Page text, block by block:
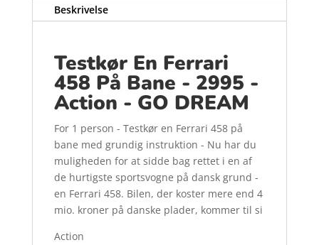
Beskrivelse
Testkør En Ferrari
458 På Bane - 2995 -
Action - GO DREAM
For 1 person - Testkør en Ferrari 458 på
bane med grundig instruktion - Nu har du
muligheden for at sidde bag rettet i en af
de hurtigste sportsvogne på dansk grund -
en Ferrari 458. Bilen, der koster mere end 4
mio. kroner på danske plader, kommer til si
Action